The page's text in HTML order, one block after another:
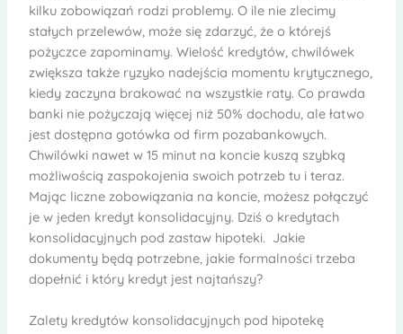
kilku zobowiązań rodzi problemy. O ile nie zlecimy
stałych przelewów, może się zdarzyć, że o którejś
pożyczce zapominamy. Wielość kredytów, chwilówek
zwiększa także ryzyko nadejścia momentu krytycznego,
kiedy zaczyna brakować na wszystkie raty. Co prawda
banki nie pożyczają więcej niż 50% dochodu, ale łatwo
jest dostępna gotówka od firm pozabankowych.
Chwilówki nawet w 15 minut na koncie kuszą szybką
możliwością zaspokojenia swoich potrzeb tu i teraz.
Mając liczne zobowiązania na koncie, możesz połączyć
je w jeden kredyt konsolidacyjny. Dziś o kredytach
konsolidacyjnych pod zastaw hipoteki. Jakie
dokumenty będą potrzebne, jakie formalności trzeba
dopełnić i który kredyt jest najtańszy?
Zalety kredytów konsolidacyjnych pod hipotekę